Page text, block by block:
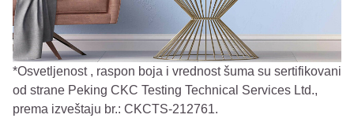
*Osvetljenost , raspon boja i vrednost šuma su sertifikovani
od strane Peking CKC Testing Technical Services Ltd.,
prema izveštaju br.: CKCTS-212761.